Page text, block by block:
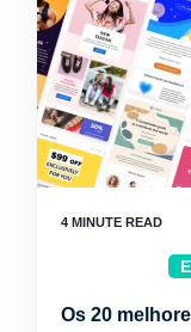
Os 20